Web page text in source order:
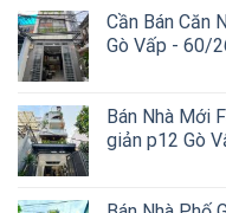
Cần Bán Căn
Gò Vấp - 60/
Bán Nhà Mới
giản p12 Gò